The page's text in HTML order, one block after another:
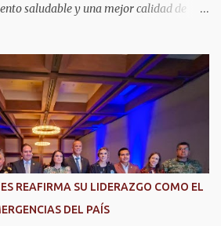
saludable y una mejor calidad de
prevención, el diagnóstico y tratamiento
comunes en las personas mayores de 60
deterioro cognitivo y
"Nuestros adultos mayores
familias y merecen todo nuestro respeto,
por eso, en el DIF Estatal impulsamos
cuidar su salud y a vivir esta etapa con
Para acceder al servicio, las y los
REAFIRMA SU LIDERAZGO COMO EL
DEL PAÍS